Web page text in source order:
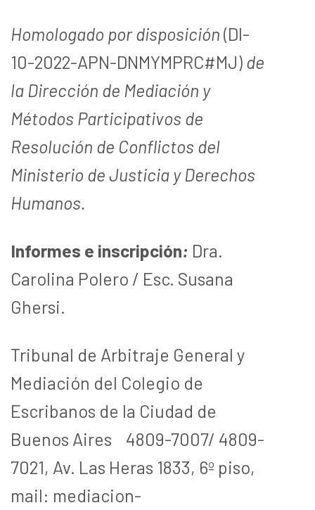
Homologado por disposición (DI-
10-2022-APN-DNMYMPRC#MJ) de
la Dirección de Mediación y
Métodos Participativos de
Resolución de Conflictos del
Ministerio de Justicia y Derechos
Humanos.
Informes e inscripción: Dra.
Carolina Polero / Esc. Susana
Ghersi.
Tribunal de Arbitraje General y
Mediación del Colegio de
Escribanos de la Ciudad de
Buenos Aires 4809-7007/ 4809-
7021, Av. Las Heras 1833, 6º piso,
mail: mediacion-